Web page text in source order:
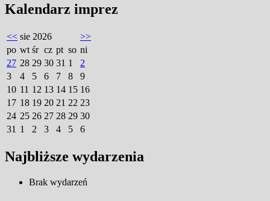
Kalendarz imprez
<< sie 2026
>>
po wt śr cz pt so ni
27 28 29 30 31 1
2
3
4 5 6 7 8
9
10 11 12 13 14 15 16
17 18 19 20 21 22 23
24 25 26 27 28 29 30
31 1 2 3 4 5 6
Najbliższe wydarzenia
Brak wydarzeń